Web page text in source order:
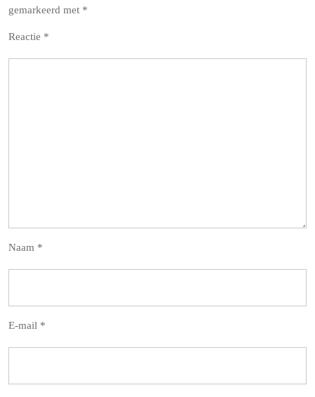
gemarkeerd met *
Reactie *
Naam *
E-mail *